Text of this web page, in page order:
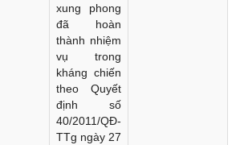
xung phong
đã hoàn
thành nhiệm
vụ trong
kháng chiến
theo Quyết
định số
40/2011/QĐ-
TTg ngày 27